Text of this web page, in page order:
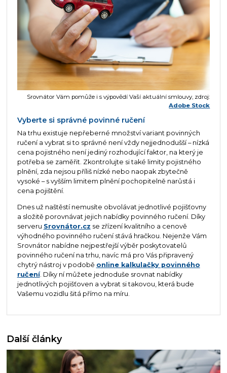
Srovnátor Vám pomůže i s výpovědí Vaší aktuální smlouvy, zdroj:
Adobe Stock
Vyberte si správné povinné ručení
Na trhu existuje nepřeberné množství variant povinných
ručení a vybrat si to správné není vždy nejjednodušší – nízká
cena pojistného není jediný rozhodující faktor, na který je
potřeba se zaměřit. Zkontrolujte si také limity pojistného
plnění, zda nejsou příliš nízké nebo naopak zbytečně
vysoké – s vyšším limitem plnění pochopitelně narůstá i
cena pojištění.
Dnes už naštěstí nemusíte obvolávat jednotlivé pojišťovny
a složitě porovnávat jejich nabídky povinného ručení. Díky
serveru Srovnátor.cz se zřízení kvalitního a cenově
výhodného povinného ručení stává hračkou. Nejenže Vám
Srovnátor nabídne nejpestřejší výběr poskytovatelů
povinného ručení na trhu, navíc má pro Vás připravený
chytrý nástroj v podobě online kalkulačky povinného
ručení. Díky ní můžete jednoduše srovnat nabídky
jednotlivých pojišťoven a vybrat si takovou, která bude
Vašemu vozidlu šitá přímo na míru.
Další články